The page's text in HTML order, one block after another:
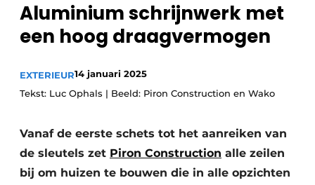
Aluminium schrijnwerk met
een hoog draagvermogen
EXTERIEUR14 januari 2025
Tekst: Luc Ophals | Beeld: Piron Construction en Wako
Vanaf de eerste schets tot het aanreiken van
de sleutels zet Piron Construction alle zeilen
bij om huizen te bouwen die in alle opzichten